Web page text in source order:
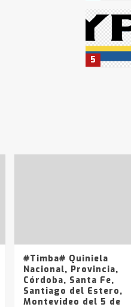
5
1
#Timba# Quiniela
Nacional, Provincia,
Córdoba, Santa Fe,
Santiago del Estero,
Montevideo del 5 de